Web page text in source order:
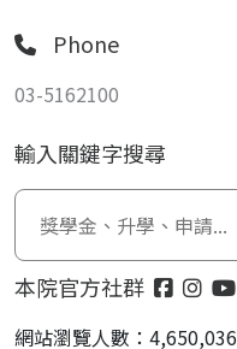
Phone
03-5162100
輸入關鍵字搜尋
本院官方社群
網站瀏覽人數：4,650,036